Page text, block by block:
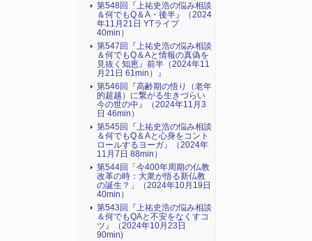
第548回『上祐史浩の悩み相談
＆何でもQ＆A・後半』（2024
年11月21日 YTライブ
40min）
第547回『上祐史浩の悩み相談
＆何でもQ＆Aと情報の真偽を
見抜く知恵』前半（2024年11
月21日 61min）』
第546回『高齢期の悟り（老年
的超越）に繋がる生きづらい
今の世の中』（2024年11月3
日 46min）
第545回『上祐史浩の悩み相談
＆何でもQ＆Aと心身をコント
ロールするヨーガ』（2024年
11月7日 88min）
第544回「今400年周期の仏教
改革の時：大衆が悟る新仏教
の誕生？」（2024年10月19日
40min）
第543回『上祐史浩の悩み相談
＆何でもQAと不安をなくすコ
ツ』（2024年10月23日
90min)